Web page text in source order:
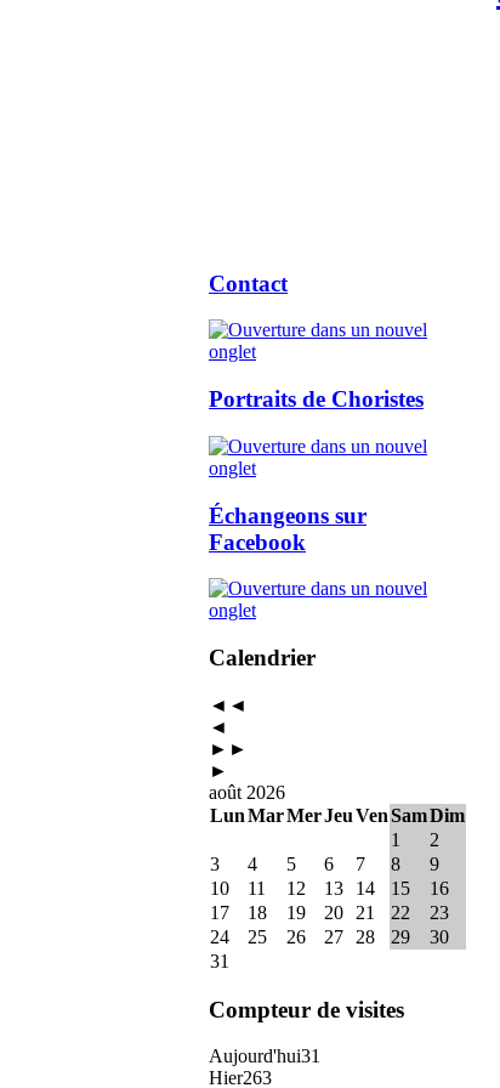
Contact
Portraits de Choristes
Échangeons sur
Facebook
Calendrier
◄◄
◄
►►
►
août 2026
LunMarMerJeuVenSamDim
1
2
3
4 5 6 7 8
9
10
11 12 13 14 15
16
17
18 19 20 21 22
23
24
25 26 27 28 29
30
31
Compteur de visites
Aujourd'hui31
Hier263